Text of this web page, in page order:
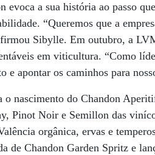
evoca a sua história ao passo
“Queremos que a
Sibylle. Em outubro, a
em viticultura. “Como
e apontar os caminhos para
o nascimento do Chandon
Pinot Noir e Semillon das
orgânica, ervas e
de Chandon Garden Spritz e